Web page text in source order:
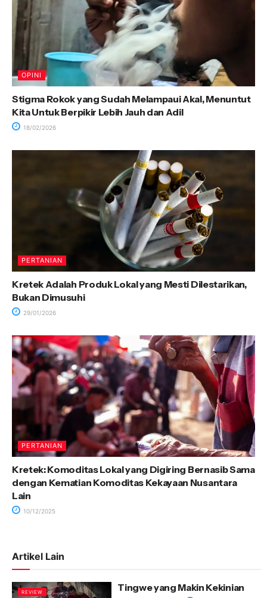
OPINI
Stigma Rokok yang Sudah Melampaui Akal, Menuntut
Kita Untuk Berpikir Lebih Jauh dan Adil
18/02/2026
PERTANIAN
Kretek Adalah Produk Lokal yang Mesti Dilestarikan,
Bukan Dimusuhi
29/01/2026
PERTANIAN
Kretek: Komoditas Lokal yang Digiring Bernasib Sama
dengan Kematian Komoditas Kekayaan Nusantara
Lain
10/12/2025
Artikel Lain
REVIEW Tingwe yang Makin Kekinian